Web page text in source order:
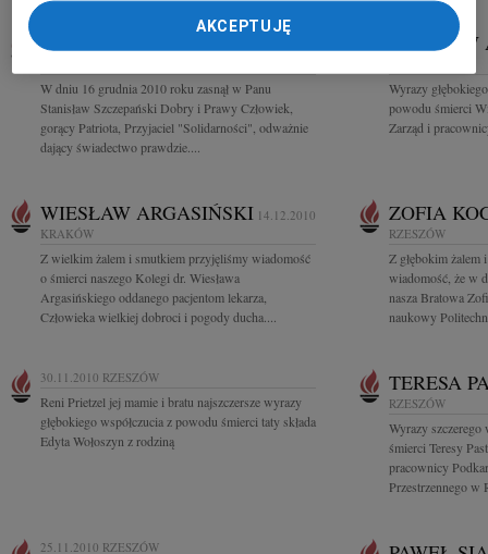
STANISŁAW SZCZEPAŃSKI
W dniu 16 grudnia 2010 roku zasnął w Panu
Stanisław Szczepański Dobry i Prawy Człowiek,
gorący Patriota, Przyjaciel "Solidarności", odważnie
dający świadectwo prawdzie....
Wyrazy
powodu śmierci
Zarząd i
WIESŁAW ARGASIŃSKI 14.12.2010
KRAKÓW
Z wielkim żalem i smutkiem przyjęliśmy wiadomość
o śmierci naszego Kolegi dr. Wiesława
Argasińskiego oddanego pacjentom lekarza,
Człowieka wielkiej dobroci i pogody ducha....
ZOFIA
RZESZÓW
Z głębokim
wiadomość, że w
nasza Bratowa
naukowy
30.11.2010 RZESZÓW
Reni Prietzel jej mamie i bratu najszczersze wyrazy
głębokiego współczucia z powodu śmierci taty składa
Edyta Wołoszyn z rodziną
TERESA
RZESZÓW
Wyrazy szczerego
śmierci Teresy
pracownicy
Przestrzennego w
25.11.2010 RZESZÓW
AKCEPTUJĘ